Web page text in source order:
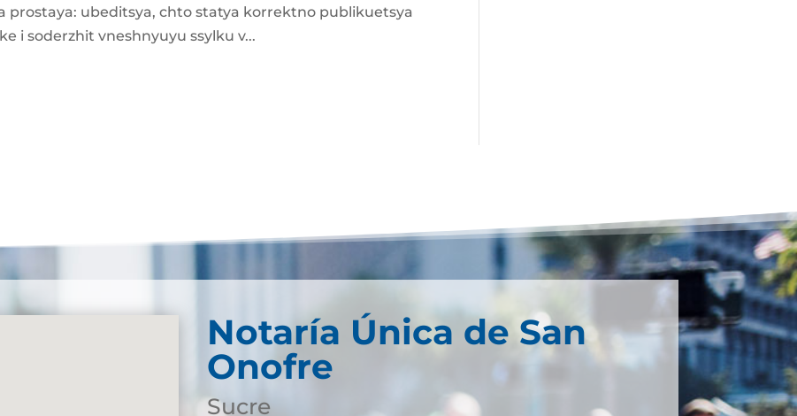
prostaya: ubeditsya, chto statya korrektno publikuetsya
i soderzhit vneshnyuyu ssylku v...
Notaría Única de San
Onofre
Sucre